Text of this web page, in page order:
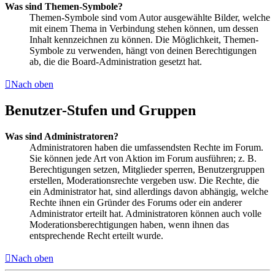
Was sind Themen-Symbole?
Themen-Symbole sind vom Autor ausgewählte Bilder, welche
mit einem Thema in Verbindung stehen können, um dessen
Inhalt kennzeichnen zu können. Die Möglichkeit, Themen-
Symbole zu verwenden, hängt von deinen Berechtigungen
ab, die die Board-Administration gesetzt hat.
Nach oben
Benutzer-Stufen und Gruppen
Was sind Administratoren?
Administratoren haben die umfassendsten Rechte im Forum.
Sie können jede Art von Aktion im Forum ausführen; z. B.
Berechtigungen setzen, Mitglieder sperren, Benutzergruppen
erstellen, Moderationsrechte vergeben usw. Die Rechte, die
ein Administrator hat, sind allerdings davon abhängig, welche
Rechte ihnen ein Gründer des Forums oder ein anderer
Administrator erteilt hat. Administratoren können auch volle
Moderationsberechtigungen haben, wenn ihnen das
entsprechende Recht erteilt wurde.
Nach oben